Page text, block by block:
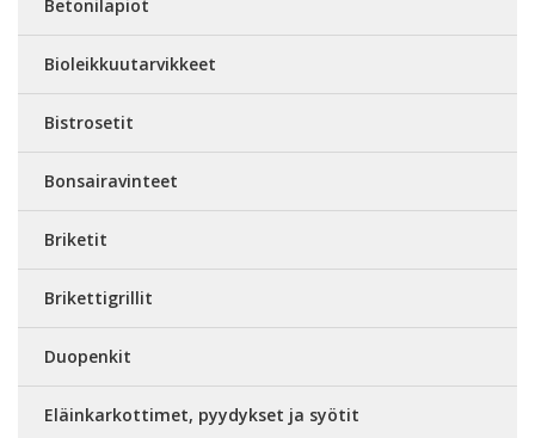
Betonilapiot
Bioleikkuutarvikkeet
Bistrosetit
Bonsairavinteet
Briketit
Brikettigrillit
Duopenkit
Eläinkarkottimet, pyydykset ja syötit